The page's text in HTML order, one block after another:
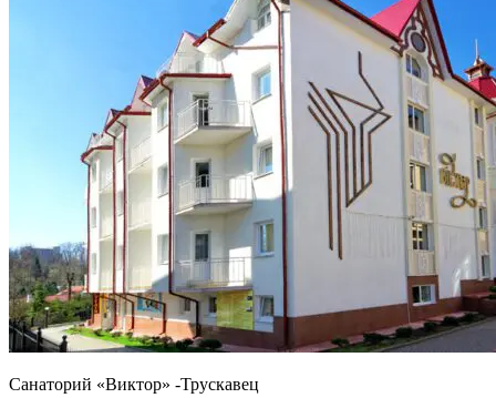
Санаторий «Виктор» -Трускавец